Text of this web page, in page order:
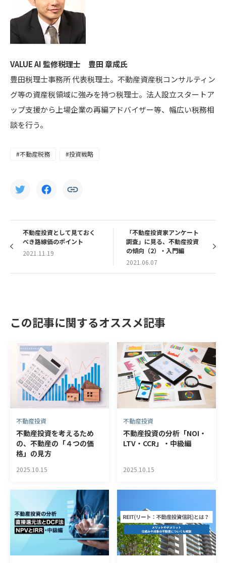
VALUE AI 監修税理士 豊田 章成氏
豊田税理士事務所 代表税理士。不動産資産税コンサルティン
グ等の資産税領域に強みを持つ税理士。法人設立スタートア
ップ支援から上場企業の再編アドバイザー等、幅広い税務相
談を行う。
#不動産税務 #投資戦略
不動産投資として見ておく
べき路線価のポイント
2021.11.19
「不動産投資家アンケート
調査」に見る、不動産投資
の傾向（2）・入門編
2021.06.07
この記事に関するオススメ記事
不動産投資
不動産投資を考えるため
の、不動産の「４つの価
格」の見方
2025.10.15
不動産投資
不動産投資の分析「NOI・
LTV・CCR」・中級編
2025.10.15